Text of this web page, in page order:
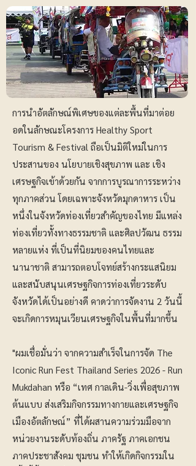
การนำอัตลักษณ์พิเศษของแต่ละพื้นที่มาต่อย
อดในลักษณะโครงการ Healthy Sport
Tourism & Festival ถือเป็นมิติใหม่ในการ
ประสานของ นโยบายเชิงสุขภาพ และ เชิง
เศรษฐกิจเข้าด้วยกัน จากการบูรณาการระหว่าง
ทุกภาคส่วน โดยเฉพาะจังหวัดมุกดาหาร เป็น
หนึ่งในจังหวัดท่องเที่ยวสำคัญของไทย มีแหล่ง
ท่องเที่ยวทั้งทางธรรมชาติ และศิลปวัฒน ธรรม
หลายแห่ง ที่เป็นที่นิยมของคนไทยและ
นานาชาติ สามารถตอบโจทย์สร้างกระแสนิยม
และสนับสนุนเศรษฐกิจการท่องเที่ยวระดับ
จังหวัดได้เป็นอย่างดี คาดว่าการจัดงาน 2 วันนี้
จะเกิดการหมุนเวียนเศรษฐกิจในพื้นที่มากขึ้น
"ผมเชื่อมั่นว่า จากความสำเร็จในการจัด The
Iconic Run Fest Thailand Series 2026 - Run
Mukdahan หรือ “เทศ กาลเดิน-วิ่งเพื่อสุขภาพ
ต้นแบบ ส่งเสริมกิจกรรมทางกายและเศรษฐกิจ
เมืองอัตลักษณ์” ที่ได้ผสานความร่วมมือจาก
หน่วยงานระดับท้องถิ่น ภาครัฐ ภาคเอกชน
ภาคประชาสังคม ชุมชน ทำให้เกิดกิจกรรมใน